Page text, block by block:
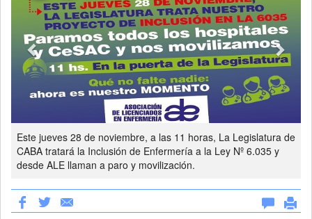
Este jueves 28 de noviembre, a las 11 horas, La Legislatura de
CABA tratará la Inclusión de Enfermería a la Ley Nº 6.035 y
desde ALE llaman a paro y movilización.